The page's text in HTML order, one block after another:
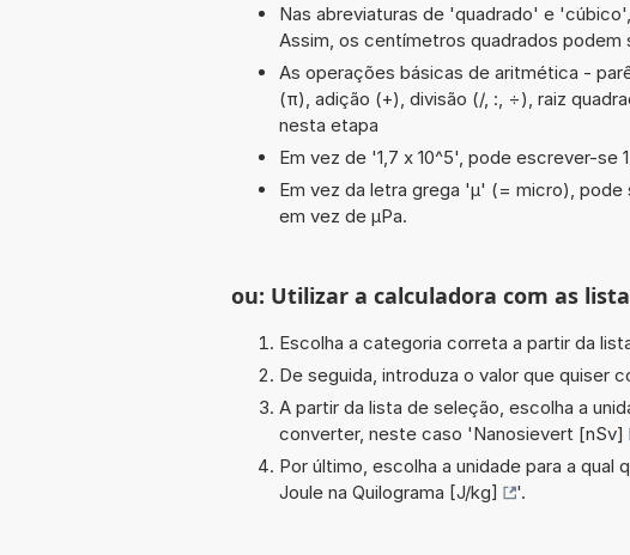
Nas abreviaturas de 'quadrado' e
Assim, os centímetros quadrados
As operações básicas de aritmética -
(π), adição (+), divisão (/, :, ÷), raiz
nesta etapa
Em vez de '1,7 x 10^5', pode escrever-
Em vez da letra grega 'µ' (= micro),
em vez de µPa.
ou: Utilizar a calculadora com as
Escolha a categoria correta a partir da
De seguida, introduza o valor que quiser
A partir da lista de seleção, escolha a
converter, neste caso 'Nanosievert [nSv]
Por último, escolha a unidade para a
Joule na Quilograma [J/kg]
'.